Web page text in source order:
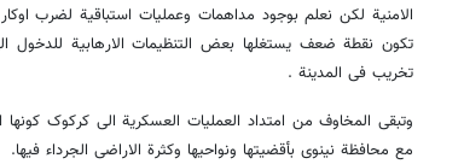
الامنیة لکن نعلم بوجود مداهمات وعملیات استباقیة لضرب
تکون نقطة ضعف یستغلها بعض التنظیمات الارهابیة للدخول
تخریب فی المدینة .
وتبقى المخاوف من امتداد العملیات العسکریة الى کرکوک
مع محافظة نینوى بأقضیتها ونواحیها وکثرة الاراضی الجرداء فیها.